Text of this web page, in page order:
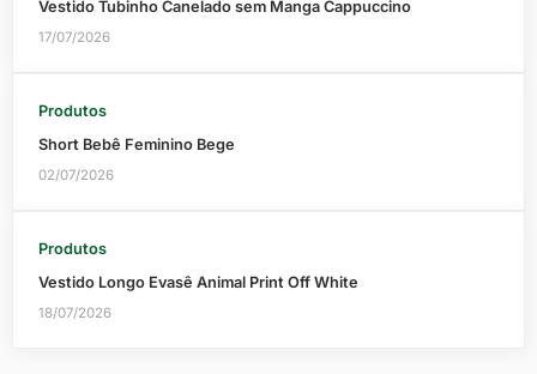
Vestido Tubinho Canelado sem Manga Cappuccino
17/07/2026
Produtos
Short Bebê Feminino Bege
02/07/2026
Produtos
Vestido Longo Evasê Animal Print Off White
18/07/2026